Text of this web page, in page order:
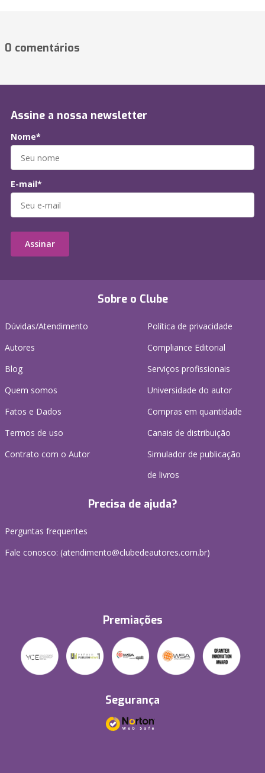
0 comentários
Sobre o Clube
Dúvidas/Atendimento
Autores
Blog
Quem somos
Fatos e Dados
Termos de uso
Contrato com o Autor
Política de privacidade
Compliance Editorial
Serviços profissionais
Universidade do autor
Compras em quantidade
Canais de distribuição
Simulador de publicação
de livros
Precisa de ajuda?
Perguntas frequentes
Fale conosco: (atendimento@clubedeautores.com.br)
Premiações
Segurança
Assine a nossa newsletter
Nome*
E-mail*
Assinar